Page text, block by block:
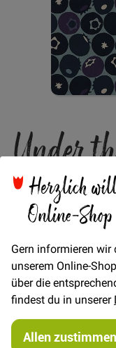
Herzlich
Online-Shop
Gern informieren wir
unserem Online-
über die
findest du in unserer
Allen zustimmen
der
Bildgalerie
Under
Canvas
Fester Baumwoll-
VerfügbarkeitAuf
€/METER(Freie